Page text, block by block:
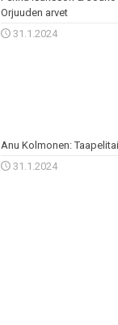
Orjuuden arvet
31.1.2024
Anu Kolmonen:
31.1.2024